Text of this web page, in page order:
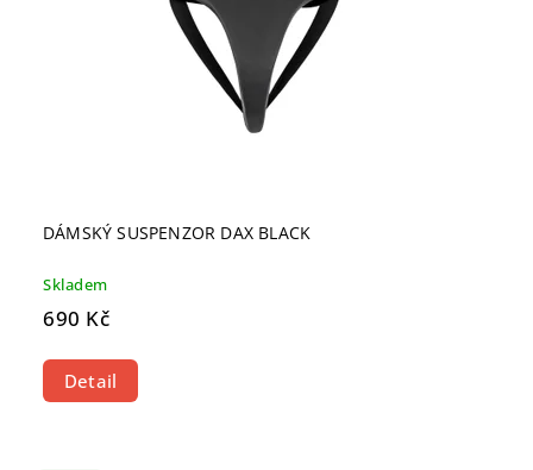
DÁMSKÝ SUSPENZOR DAX BLACK
Skladem
690 Kč
Detail